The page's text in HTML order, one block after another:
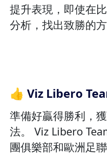
提升表現，即使在
分析，找出致勝的方
👍 Viz Libero
準備好贏得勝利，
法。 Viz Libero
團俱樂部和歐洲足